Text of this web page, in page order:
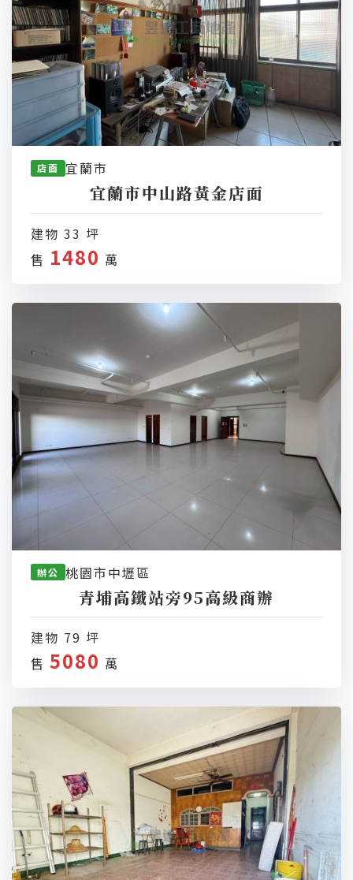
店面 宜蘭市
宜蘭市中山路黃金店面
建物 33 坪
售 1480 萬
辦公 桃園市中壢區
青埔高鐵站旁95高級商辦
建物 79 坪
售 5080 萬